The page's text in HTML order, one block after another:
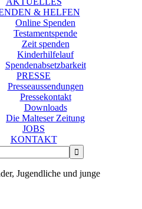
& HELFEN
Online Spenden
Testamentspende
Zeit spenden
Kinderhilfelauf
Spendenabsetzbarkeit
PRESSE
Presseaussendungen
Pressekontakt
Downloads
Die Malteser Zeitung
JOBS
KONTAKT
Jugendliche und junge